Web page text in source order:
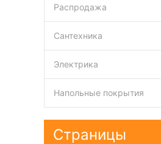
Распродажа
Сантехника
Электрика
Напольные покрытия
Страницы